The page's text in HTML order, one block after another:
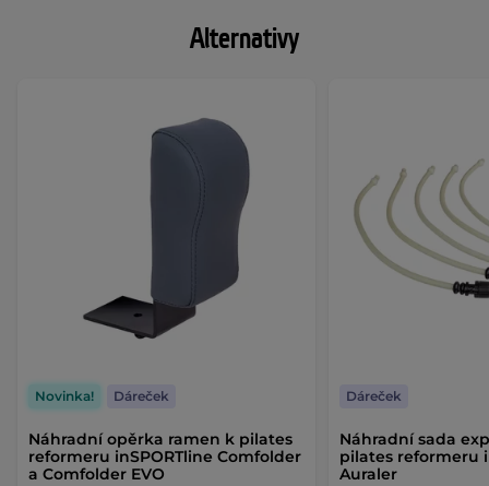
Alternativy
Náhradní opěrka ramen k pilates
reformeru inSPORTline Comfolder
a Comfolder EVO
Novinka! Dáreček
Náhradní sada
pilates reformeru
Auraler
Dáreček